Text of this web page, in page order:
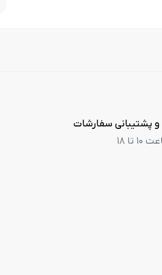
و پشتیبانی سفارشات
۱۸